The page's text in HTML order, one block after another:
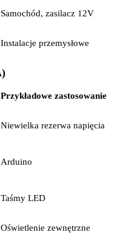
Samochód, zasilacz 12V
Instalacje przemysłowe
Przykładowe zastosowanie
Niewielka rezerwa napięcia
Arduino
Taśmy LED
Oświetlenie zewnętrzne